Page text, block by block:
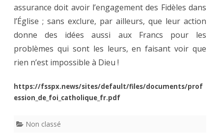
assurance doit avoir l’engagement des Fidèles dans
l’Église ; sans exclure, par ailleurs, que leur action
donne des idées aussi aux Francs pour les
problèmes qui sont les leurs, en faisant voir que
rien n’est impossible à Dieu !
https://fsspx.news/sites/default/files/documents/prof
ession_de_foi_catholique_fr.pdf
Non classé